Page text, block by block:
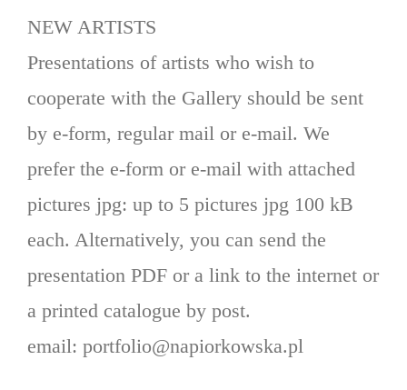
NEW ARTISTS
Presentations of artists who wish to
cooperate with the Gallery should be sent
by e-form, regular mail or e-mail. We
prefer the e-form or e-mail with attached
pictures jpg: up to 5 pictures jpg 100 kB
each. Alternatively, you can send the
presentation PDF or a link to the internet or
a printed catalogue by post.
email: portfolio@napiorkowska.pl